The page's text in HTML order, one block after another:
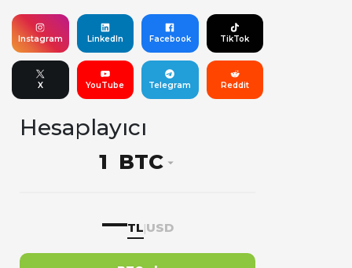
Instagram LinkedIn Facebook TikTok
X YouTube Telegram Reddit
Hesaplayıcı
BTC
—TL USD